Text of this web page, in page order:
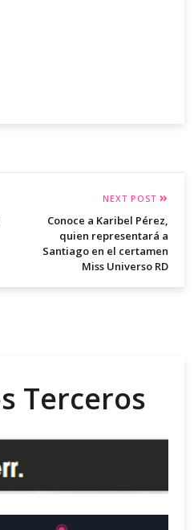
NEXT POST
Conoce a Karibel Pérez,
quien representará a
Santiago en el certamen
Miss Universo RD
Terceros